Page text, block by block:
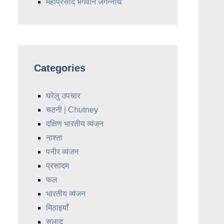
महाप्रसाद भगवान जगन्नाथ
Categories
घरेलु उपचार
चटनी | Chutney
दक्षिण भारतीय व्यंजन
नाश्ता
पनीर व्यंजन
प्रसादम
फल
भारतीय व्यंजन
मिठाइयाँ
सलाद